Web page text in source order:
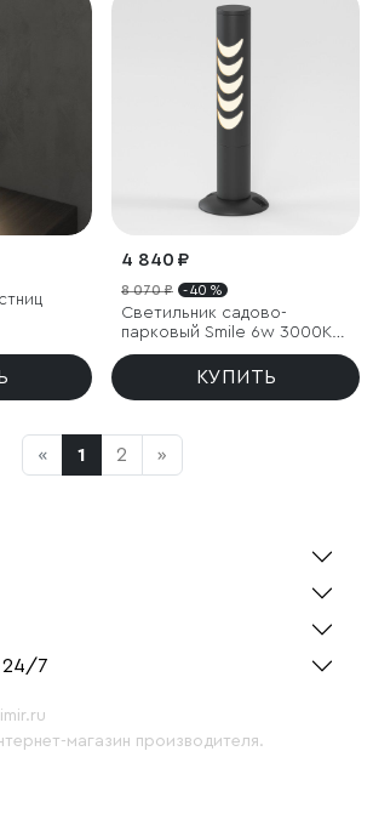
4 840 ₽
8 070 ₽ - 40 %
Светильник садово-
парковый Smile 6w 3000K
черный
КУПИТЬ
« 1 2 »
24/7
магазин производителя.